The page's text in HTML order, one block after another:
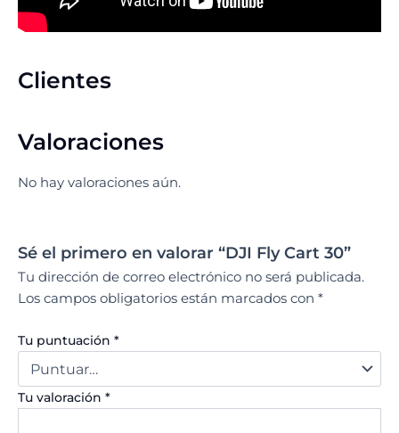
Clientes
Valoraciones
No hay valoraciones aún.
Sé el primero en valorar “DJI Fly Cart 30”
Tu dirección de correo electrónico no será publicada.
Los campos obligatorios están marcados con *
Tu puntuación *
Tu valoración *